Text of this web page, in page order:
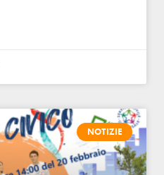
NOTIZIE